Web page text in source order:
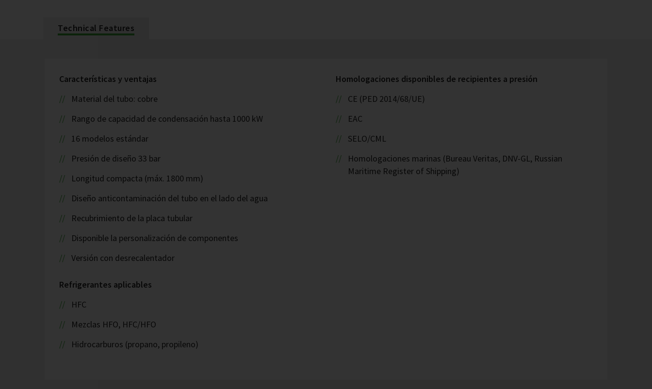
Technical Features
Características y ventajas
Material del tubo: cobre
Rango de capacidad de condensación hasta 1000 kW
16 modelos estándar
Presión de diseño 33 bar
Longitud compacta (máx. 1800 mm)
Diseño anticontaminación del tubo en el lado del agua
Recubrimiento de la placa tubular
Disponible la personalización de componentes
Versión con desrecalentador
Refrigerantes aplicables
HFC
Mezclas HFO, HFC/HFO
Hidrocarburos (propano, propileno)
Homologaciones disponibles de recipientes a presión
CE (PED 2014/68/UE)
EAC
SELO/CML
Homologaciones marinas (Bureau Veritas, DNV-GL, Russian
Maritime Register of Shipping)